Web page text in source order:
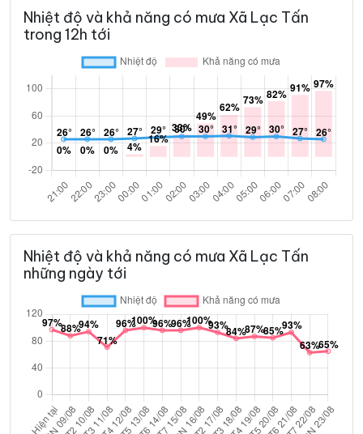
Nhiệt độ và khả năng có mưa Xã Lạc Tấn
trong 12h tới
Nhiệt độ và khả năng có mưa Xã Lạc Tấn
những ngày tới